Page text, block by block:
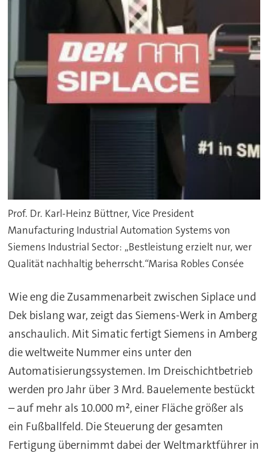
Prof. Dr. Karl-Heinz Büttner, Vice President
Manufacturing Industrial Automation Systems von
Siemens Industrial Sector: „Bestleistung erzielt nur, wer
Qualität nachhaltig beherrscht.“Marisa Robles Consée
Wie eng die Zusammenarbeit zwischen Siplace und
Dek bislang war, zeigt das Siemens-Werk in Amberg
anschaulich. Mit Simatic fertigt Siemens in Amberg
die weltweite Nummer eins unter den
Automatisierungssystemen. Im Dreischichtbetrieb
werden pro Jahr über 3 Mrd. Bauelemente bestückt
– auf mehr als 10.000 m², einer Fläche größer als
ein Fußballfeld. Die Steuerung der gesamten
Fertigung übernimmt dabei der Weltmarktführer in